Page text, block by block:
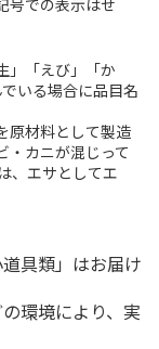
」「えび」「か
いる場合に品目名
原材料として製造
・カニが混じって
、エサとしてエ
具類」はお届け
環境により、実